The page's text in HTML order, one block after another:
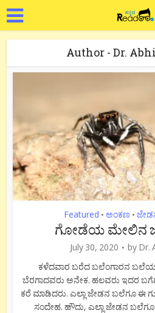
Author - Dr.
Featured • ಅಂಕಣ •
ಗೋಡೆಯ ಮೇಲಿನ
July 30, 2020 by Dr.
ಕಳೆದವಾರ ಬರೆದ ಬಲೆಂಗಾರನ ಬಲೆಯ
ಬೆರಗಾದವರು ಅನೇಕ. ಹಲವರು ಇದರ
ಕರೆ ಮಾಡಿದರು. ಎಲ್ಲಾ ಜೇಡನ ಬಲೆಗೂ ಈ
ಸಂದೇಹ. ಹೌದು, ಎಲ್ಲಾ ಜೇಡನ